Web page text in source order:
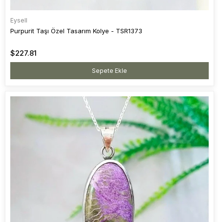
Eysell
Purpurit Taşı Özel Tasarım Kolye - TSR1373
$227.81
Sepete Ekle